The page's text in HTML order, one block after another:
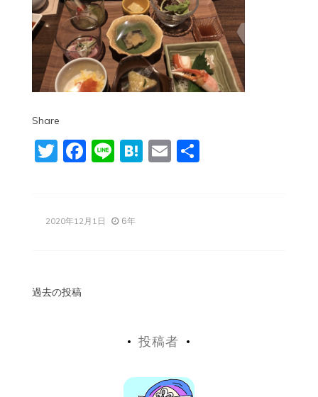
Share
Twitter
Facebook
LineHatena
Email
共
2020年12月1日 6年
投
過去の投稿
投稿者